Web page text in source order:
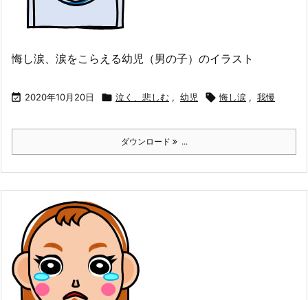
悔し涙、涙をこらえる幼児（男の子）のイラスト
 2020年10月20日  泣く、悲しむ , 幼児  悔し涙 , 我慢
ダウンロード ...